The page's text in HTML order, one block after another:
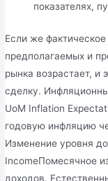
показателях,
Если же фактическое
предполагаемых и
рынка возрастает, и
сделку.
UoM Inflation
годовую инфляцию
Изменение уровня
IncomeПомесячное
доходов.